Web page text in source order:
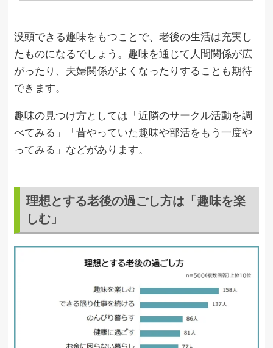
没頭できる趣味をもつことで、老後の生活は充実し
たものになるでしょう。趣味を通じて人間関係が広
がったり、夫婦関係がよくなったりすることも期待
できます。
趣味の見つけ方としては「近隣のサークル活動を調
べてみる」「昔やっていた趣味や部活をもう一度や
ってみる」などがあります。
理想とする老後の過ごし方は「趣味を楽
しむ」